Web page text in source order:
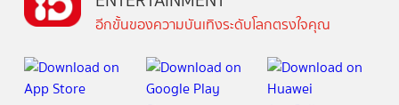
อีกขั้นของความบันเทิงระดับโลกตรงใจคุณ